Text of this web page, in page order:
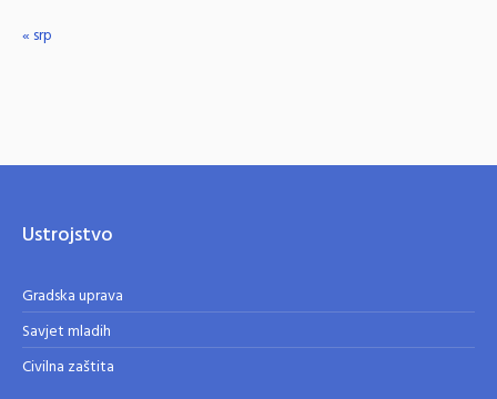
« srp
Ustrojstvo
Gradska uprava
Savjet mladih
Civilna zaštita